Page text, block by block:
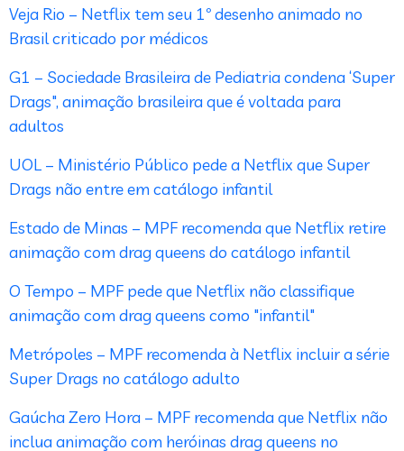
Veja Rio – Netflix tem seu 1º desenho animado no
Brasil criticado por médicos
G1 – Sociedade Brasileira de Pediatria condena ‘Super
Drags", animação brasileira que é voltada para
adultos
UOL – Ministério Público pede a Netflix que Super
Drags não entre em catálogo infantil
Estado de Minas – MPF recomenda que Netflix retire
animação com drag queens do catálogo infantil
O Tempo – MPF pede que Netflix não classifique
animação com drag queens como "infantil"
Metrópoles – MPF recomenda à Netflix incluir a série
Super Drags no catálogo adulto
Gaúcha Zero Hora – MPF recomenda que Netflix não
inclua animação com heróinas drag queens no